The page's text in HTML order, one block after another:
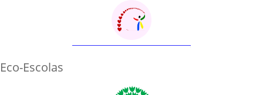
Eco-Escolas